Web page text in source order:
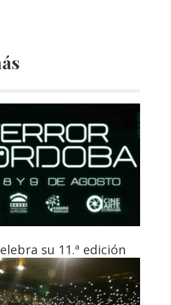
su 11.ª edición